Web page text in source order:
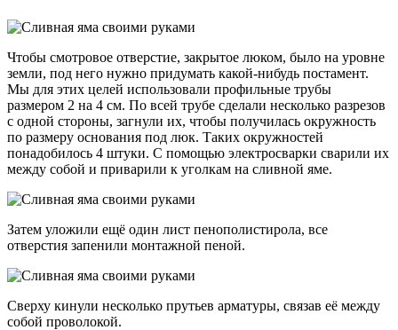
Чтобы смотровое отверстие, закрытое люком, было на уровне
земли, под него нужно придумать какой-нибудь постамент.
Мы для этих целей использовали профильные трубы
размером 2 на 4 см. По всей трубе сделали несколько разрезов
с одной стороны, загнули их, чтобы получилась окружность
по размеру основания под люк. Таких окружностей
понадобилось 4 штуки. С помощью электросварки сварили их
между собой и приварили к уголкам на сливной яме.
Затем уложили ещё один лист пенополистирола, все
отверстия запенили монтажной пеной.
Сверху кинули несколько прутьев арматуры, связав её между
собой проволокой.